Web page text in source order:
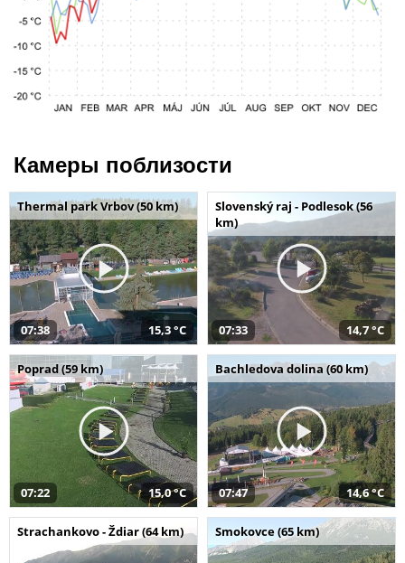
Камеры поблизости
Thermal park Vrbov (50 km)
07:38 15,3 °C
Slovenský raj - Podlesok (56
km)
07:33 14,7 °C
Poprad (59 km)
07:22 15,0 °C
Bachledova dolina (60 km)
07:47 14,6 °C
Strachankovo - Ždiar (64 km) Smokovce (65 km)